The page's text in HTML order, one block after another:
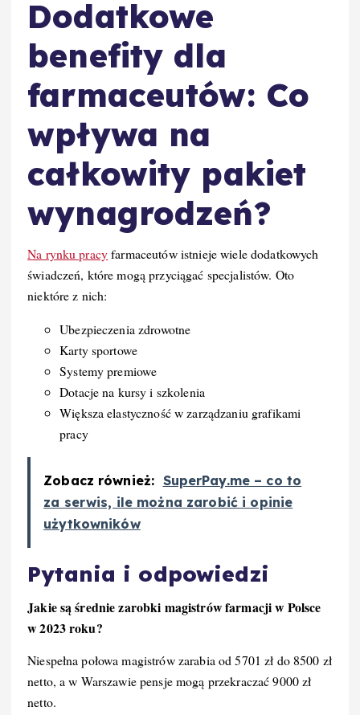
Dodatkowe
benefity dla
farmaceutów: Co
wpływa na
całkowity pakiet
wynagrodzeń?
Na rynku pracyfarmaceutów istnieje wiele dodatkowych
świadczeń, które mogą przyciągać specjalistów. Oto
niektóre z nich:
Ubezpieczenia zdrowotne
Karty sportowe
Systemy premiowe
Dotacje na kursy i szkolenia
Większa elastyczność w zarządzaniu grafikami
pracy
Zobacz również: SuperPay.me – co to
za serwis, ile można zarobić i opinie
użytkowników
Pytania i odpowiedzi
Jakie są średnie zarobki magistrów farmacji w Polsce
w 2023 roku?
Niespełna połowa magistrów zarabia od 5701 zł do 8500 zł
netto, a w Warszawie pensje mogą przekraczać 9000 zł
netto.